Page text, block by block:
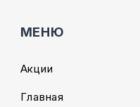
МЕНЮ
Акции
Главная